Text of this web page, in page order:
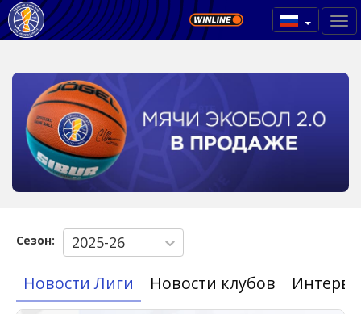
Сезон: 2025-26
Новости Лиги Новости клубов